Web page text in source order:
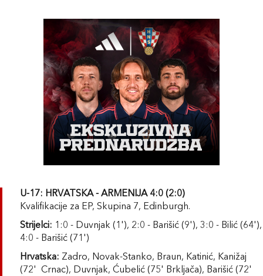
U-17: HRVATSKA - ARMENIJA 4:0 (2:0)
Kvalifikacije za EP, Skupina 7, Edinburgh.
Strijelci: 1:0 - Duvnjak (1'), 2:0 - Barišić (9'), 3:0 - Bilić (64'),
4:0 - Barišić (71')
Hrvatska: Zadro, Novak-Stanko, Braun, Katinić, Kanižaj
(72' Crnac), Duvnjak, Ćubelić (75' Brkljača), Barišić (72'